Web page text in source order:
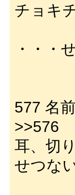
チョキ
・・・
577 名
>>576
耳、切
せつな